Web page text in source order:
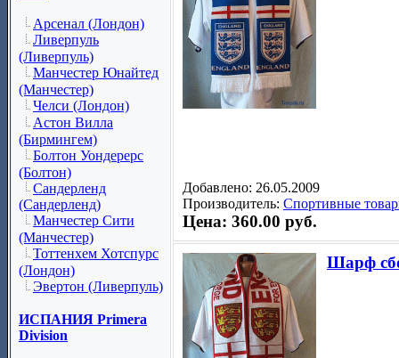
Арсенал (Лондон)
Ливерпуль
(Ливерпуль)
Манчестер Юнайтед
(Манчестер)
Челси (Лондон)
Астон Вилла
(Бирмингем)
Болтон Уондерерс
(Болтон)
Сандерленд
(Сандерленд)
Манчестер Сити
(Манчестер)
Тоттенхем Хотспурс
(Лондон)
Эвертон (Ливерпуль)
ИСПАНИЯ Primera
Division
Добавлено: 26.05.2009
Производитель: Спортивные
Цена: 360.00 руб.
Шарф